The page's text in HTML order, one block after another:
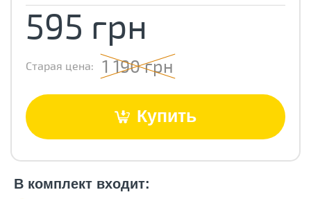
595 грн
Старая цена: 1 190 грн
Купить
В комплект входит: